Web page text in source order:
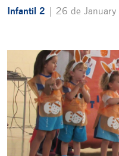
Infantil 2 | 26 de